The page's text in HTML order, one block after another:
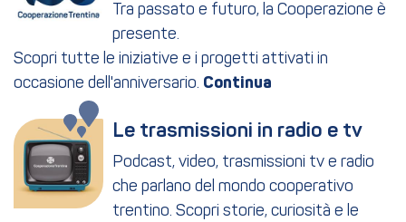
Tra passato e futuro, la Cooperazione è
presente.
Scopri tutte le iniziative e i progetti attivati in
occasione dell'anniversario.
Le trasmissioni in radio e tv
Podcast, video, trasmissioni tv e radio
che parlano del mondo cooperativo
trentino. Scopri storie, curiosità e le